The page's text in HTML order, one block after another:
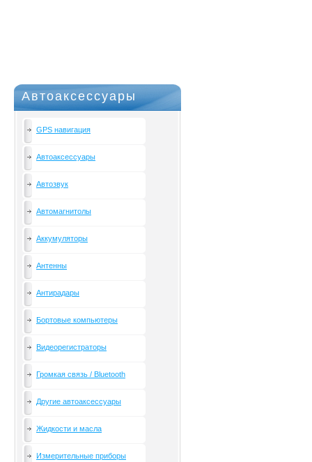
Автоаксессуары
GPS навигация
Автоаксессуары
Автозвук
Автомагнитолы
Аккумуляторы
Антенны
Антирадары
Бортовые компьютеры
Видеорегистраторы
Громкая связь / Bluetooth
Другие автоаксессуары
Жидкости и масла
Измерительные приборы